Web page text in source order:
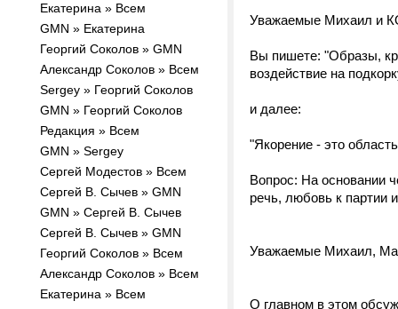
Екатерина » Всем
GMN » Екатерина
Георгий Соколов » GMN
Александр Соколов » Всем
Sergey » Георгий Соколов
GMN » Георгий Соколов
Редакция » Всем
GMN » Sergey
Сергей Модестов » Всем
Сергей В. Сычев » GMN
GMN » Сергей В. Сычев
Сергей В. Сычев » GMN
Георгий Соколов » Всем
Александр Соколов » Всем
Екатерина » Всем
Уважаемые Михаил и
Вы пишете: "Образы,
воздействие на
и далее:
"Якорение - это
Вопрос: На основании
речь, любовь к партии
Уважаемые Михаил,
О главном в этом